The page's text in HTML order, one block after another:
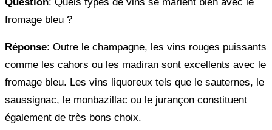
fromage bleu ?
Réponse: Outre le champagne, les vins rouges puissants
comme les cahors ou les madiran sont excellents avec le
fromage bleu. Les vins liquoreux tels que le sauternes, le
saussignac, le monbazillac ou le jurançon constituent
également de très bons choix.